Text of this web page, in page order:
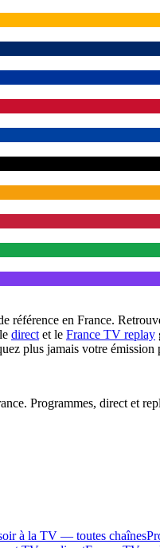
référence en France.
direct et le France TV replay
plus jamais votre émission
Programmes, direct et
à la TV — toutes chaînes